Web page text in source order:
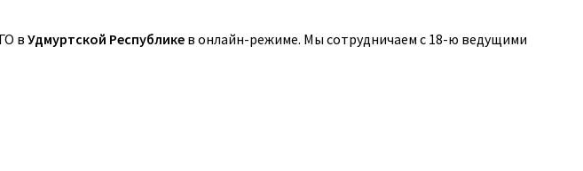
в Удмуртской Республике в онлайн-режиме. Мы сотрудничаем с 18-ю ведущими